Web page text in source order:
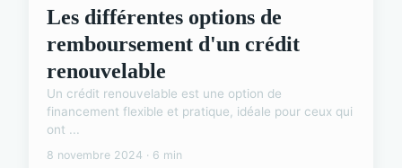
Les différentes options de
remboursement d'un crédit
renouvelable
Un crédit renouvelable est une option de
financement flexible et pratique, idéale pour ceux qui
ont ...
8 novembre 2024 · 6 min